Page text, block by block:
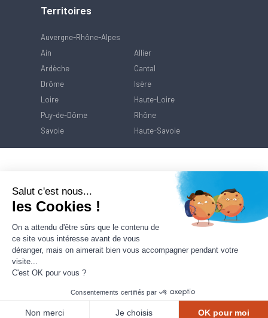
Territoires
Auvergne-Rhône-Alpes
Ain
Allier
Ardèche
Cantal
Drôme
Isère
Loire
Haute-Loire
Puy-de-Dôme
Rhône
Savoie
Haute-Savoie
Politique de
protection des données
Salut c'est nous...
les Cookies !
On a attendu d'être sûrs que le contenu de
ce site vous intéresse avant de vous
déranger, mais on aimerait bien vous accompagner pendant votre
visite...
C'est OK pour vous ?
Consentements certifiés par
Non merci Je choisis OK pour moi